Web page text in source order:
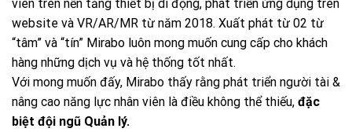
viên trên nền tảng thiết bị di động, phát triển ứng dụng trên
website và VR/AR/MR từ năm 2018. Xuất phát từ 02 từ
“tâm” và “tín” Mirabo luôn mong muốn cung cấp cho khách
hàng những dịch vụ và hệ thống tốt nhất.
Với mong muốn đấy, Mirabo thấy rằng phát triển người tài &
nâng cao năng lực nhân viên là điều không thể thiếu, đặc
biệt đội ngũ Quản lý.